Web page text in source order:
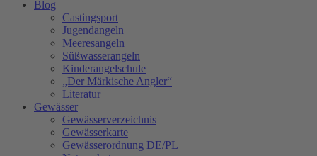
Blog
Castingsport
Jugendangeln
Meeresangeln
Süßwasserangeln
Kinderangelschule
„Der Märkische Angler“
Literatur
Gewässer
Gewässerverzeichnis
Gewässerkarte
Gewässerordnung DE/PL